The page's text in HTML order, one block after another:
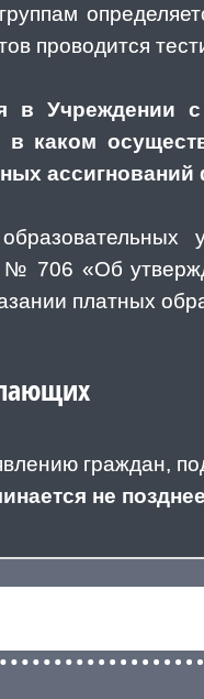
проводится
в Учреждении
каком
706 «Об
платных
граждан,
не